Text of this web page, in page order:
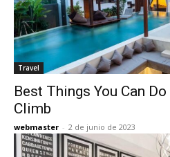
Travel
Best Things You Can
Climb
webmaster - 2 de junio de 2023